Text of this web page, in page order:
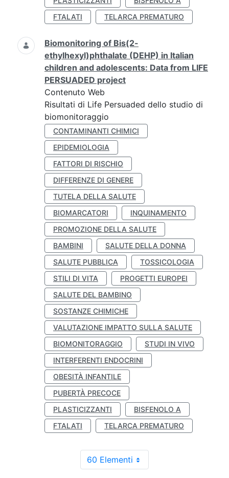
FTALATI
TELARCA PREMATURO
Biomonitoring of Bis(2-
ethylhexyl)phthalate (DEHP) in Italian
children and adolescents: Data from LIFE
PERSUADED project
Contenuto Web
Risultati di Life Persuaded dello studio di
biomonitoraggio
CONTAMINANTI CHIMICI
EPIDEMIOLOGIA
FATTORI DI RISCHIO
DIFFERENZE DI GENERE
TUTELA DELLA SALUTE
BIOMARCATORI
INQUINAMENTO
PROMOZIONE DELLA SALUTE
BAMBINI
SALUTE DELLA DONNA
SALUTE PUBBLICA
TOSSICOLOGIA
STILI DI VITA
PROGETTI EUROPEI
SALUTE DEL BAMBINO
SOSTANZE CHIMICHE
VALUTAZIONE IMPATTO SULLA SALUTE
BIOMONITORAGGIO
STUDI IN VIVO
INTERFERENTI ENDOCRINI
OBESITÀ INFANTILE
PUBERTÀ PRECOCE
PLASTICIZZANTI
BISFENOLO A
FTALATI
TELARCA PREMATURO
60 Elementi